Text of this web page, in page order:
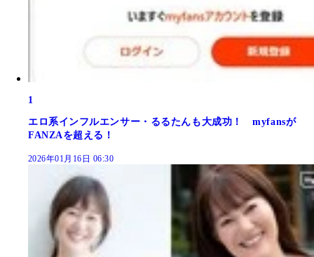
1
エロ系インフルエンサー・るるたんも大成功！ myfansが
FANZAを超える！
2026年01月16日 06:30